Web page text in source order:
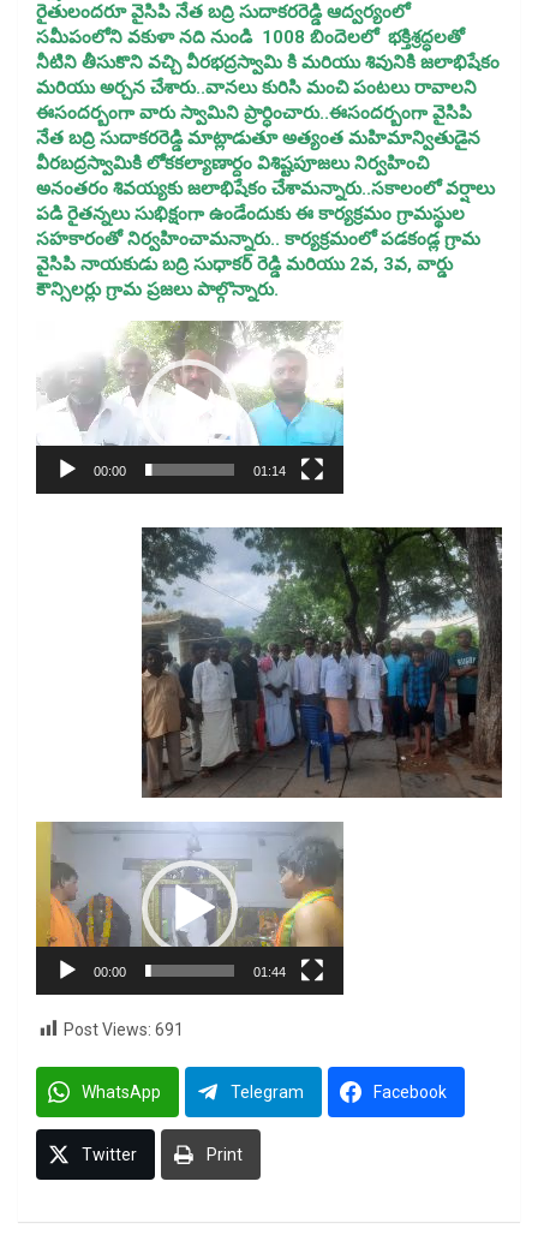
రైతులందరూ వైసిపి నేత బద్రి సుదాకరరెడ్డి ఆద్వర్యంలో
సమీపంలోని వకుళా నది నుండి 1008 బిందెలలో భక్తిశ్రద్ధలతో
నీటిని తీసుకొని వచ్చి వీరభద్రస్వామి కి మరియు శివునికి జలాభిషేకం
మరియు అర్చన చేశారు..వానలు కురిసి మంచి పంటలు రావాలని
ఈసందర్బంగా వారు స్వామిని ప్రార్ధించారు..ఈసందర్బంగా వైసిపి
నేత బద్రి సుదాకరరెడ్డి మాట్లాడుతూ అత్యంత మహిమాన్వితుడైన
వీరబద్రస్వామికి లోెకకల్యాణార్దం విశిష్టపూజలు నిర్వహించి
అనంతరం శివయ్యకు జలాభిషేకం చేశామన్నారు..సకాలంలో వర్షాలు
పడి రైతన్నలు సుభిక్షంగా ఉండేందుకు ఈ కార్యక్రమం గ్రామస్థుల
సహకారంతో నిర్వహించామన్నారు.. కార్యక్రమంలో పడకండ్ల గ్రామ
వైసిపి నాయకుడు బద్రి సుధాకర్ రెడ్డి మరియు 2వ, 3వ, వార్డు
కౌన్సిలర్లు గ్రామ ప్రజలు పాల్గొన్నారు.
00:00 01:14
00:00 01:44
Post Views: 691
WhatsApp Telegram Facebook
Twitter Print